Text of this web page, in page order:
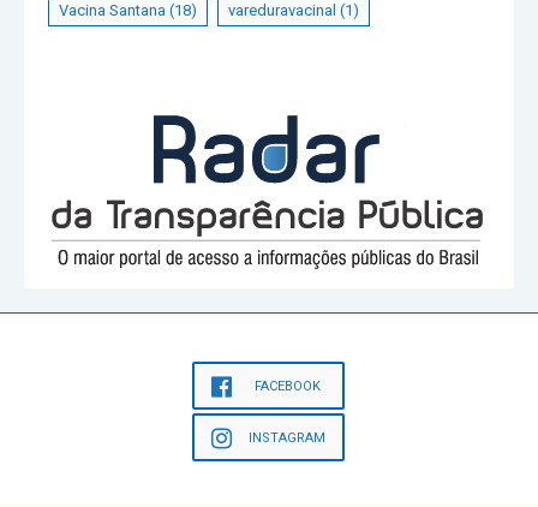
Vacina Santana (18) vareduravacinal (1)
FACEBOOK
INSTAGRAM